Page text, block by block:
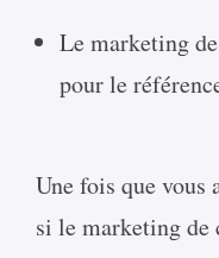
Le marketing
pour le
Une fois que vous
si le marketing de